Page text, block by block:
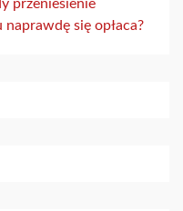
przeniesienie
się opłaca?